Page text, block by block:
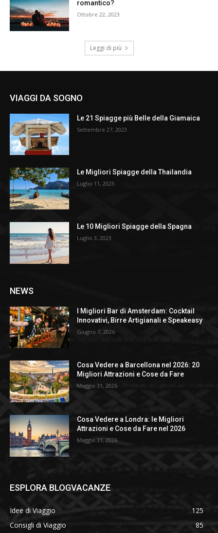
romantico?
Ottobre 22, 2023
Leggi di più
VIAGGI DA SOGNO
Le 21 Spiagge più Belle della Giamaica
Settembre 27, 2023
Le Migliori Spiagge della Thailandia
Luglio 11, 2023
Le 10 Migliori Spiagge della Spagna
Luglio 3, 2023
NEWS
I Migliori Bar di Amsterdam: Cocktail
Innovativi, Birre Artigianali e Speakeasy
Giugno 7, 2026
Cosa Vedere a Barcellona nel 2026: 20
Migliori Attrazioni e Cose da Fare
Maggio 31, 2026
Cosa Vedere a Londra: le Migliori
Attrazioni e Cose da Fare nel 2026
Maggio 31, 2026
ESPLORA BLOGVACANZE
Idee di Viaggio
125
Consigli di Viaggio
85